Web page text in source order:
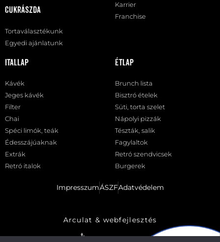
Cukrászda
Tortaválasztékunk
Egyedi ajánlatunk
Karrier
Franchise
Itallap
Kávék
Jeges kávék
Filter
Chai
Spéci limók, teák
Édesszájúaknak
Extrák
Retró italok
Étlap
Brunch lista
Bisztró ételek
Süti, torta szelet
Nápolyi pizzák
Tészták, salik
Fagylaltok
Retró szendvicsek
Burgerek
ImpresszumÁSZFAdatvédelem
Arculat & webfejlesztés